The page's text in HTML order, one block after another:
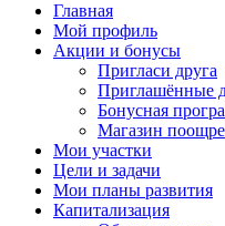
Главная
Мой профиль
Акции и бонусы
Пригласи друга
Приглашённые
Бонусная
Магазин
Мои участки
Цели и задачи
Мои планы развития
Капитализация